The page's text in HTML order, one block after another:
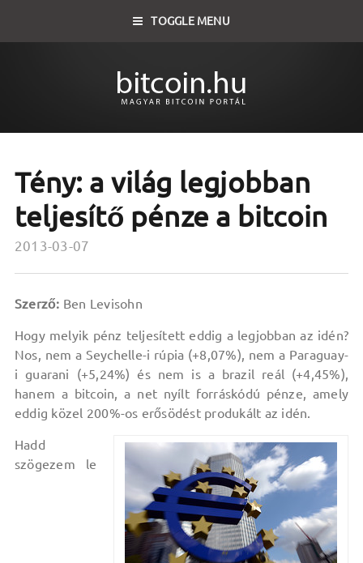
TOGGLE MENU
Tény: a világ legjobban
teljesítő pénze a bitcoin
2013-03-07
Szerző: Ben Levisohn
Hogy melyik pénz teljesített eddig a legjobban az idén?
Nos, nem a Seychelle-i rúpia (+8,07%), nem a Paraguay-
i guarani (+5,24%) és nem is a brazil reál (+4,45%),
hanem a bitcoin, a net nyílt forráskódú pénze, amely
eddig közel 200%-os erősödést produkált az idén.
Hadd
szögezem le